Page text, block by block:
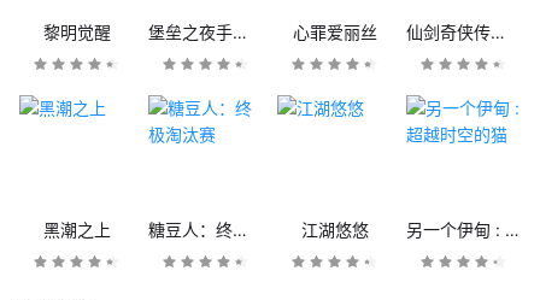
黎明觉醒 堡垒之夜手机版 心罪爱丽丝 仙剑奇侠传九野
黑潮之上 糖豆人：终极淘汰赛 江湖悠悠 另一个伊甸 : 超越时空的猫